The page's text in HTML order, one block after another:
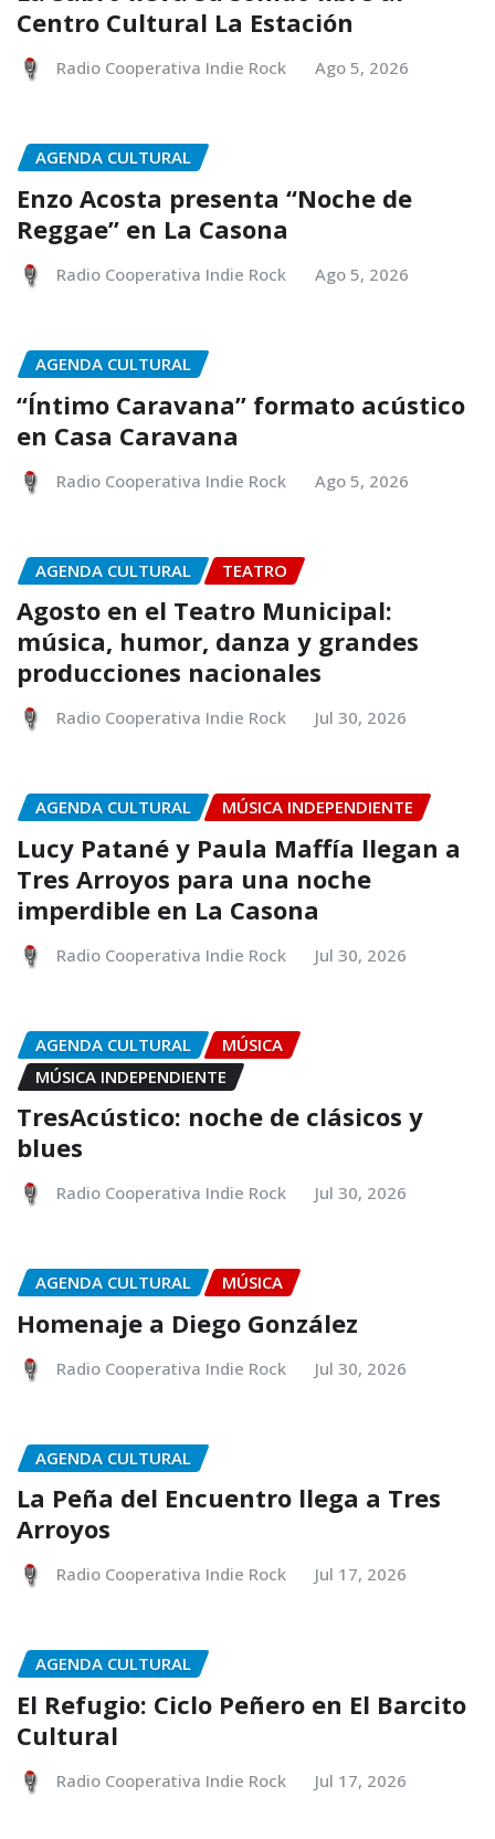
Centro Cultural La Estación
Radio Cooperativa Indie Rock Ago 5, 2026
AGENDA CULTURAL
Enzo Acosta presenta “Noche de
Reggae” en La Casona
Radio Cooperativa Indie Rock Ago 5, 2026
AGENDA CULTURAL
“Íntimo Caravana” formato acústico
en Casa Caravana
Radio Cooperativa Indie Rock Ago 5, 2026
AGENDA CULTURAL TEATRO
Agosto en el Teatro Municipal:
música, humor, danza y grandes
producciones nacionales
Radio Cooperativa Indie Rock Jul 30, 2026
AGENDA CULTURAL MÚSICA INDEPENDIENTE
Lucy Patané y Paula Maffía llegan a
Tres Arroyos para una noche
imperdible en La Casona
Radio Cooperativa Indie Rock Jul 30, 2026
AGENDA CULTURAL
MÚSICA
MÚSICA INDEPENDIENTE
TresAcústico: noche de clásicos y
blues
Radio Cooperativa Indie Rock Jul 30, 2026
AGENDA CULTURAL MÚSICA
Homenaje a Diego González
Radio Cooperativa Indie Rock Jul 30, 2026
AGENDA CULTURAL
La Peña del Encuentro llega a Tres
Arroyos
Radio Cooperativa Indie Rock Jul 17, 2026
AGENDA CULTURAL
El Refugio: Ciclo Peñero en El Barcito
Cultural
Radio Cooperativa Indie Rock Jul 17, 2026